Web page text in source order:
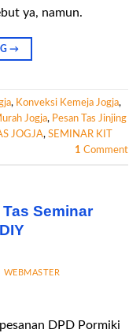
ya, namun.
→
, Konveksi Kemeja Jogja,
Jogja, Pesan Tas Jinjing
JOGJA, SEMINAR KIT
1 Comment
Seminar
WEBMASTER
DPD Pormiki